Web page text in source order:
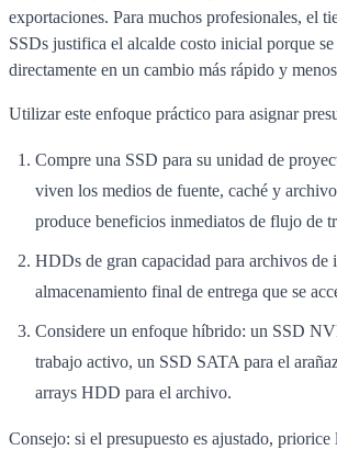
exportaciones. Para muchos profesionales, el
SSDs justifica el alcalde costo inicial porque
directamente en un cambio más rápido y
Utilizar este enfoque práctico para asignar
Compre una SSD para su unidad de
viven los medios de fuente, caché y
produce beneficios inmediatos de flujo de
HDDs de gran capacidad para archivos de
almacenamiento final de entrega que se
Considere un enfoque híbrido: un SSD
trabajo activo, un SSD SATA para el
arrays HDD para el archivo.
Consejo: si el presupuesto es ajustado, priorice